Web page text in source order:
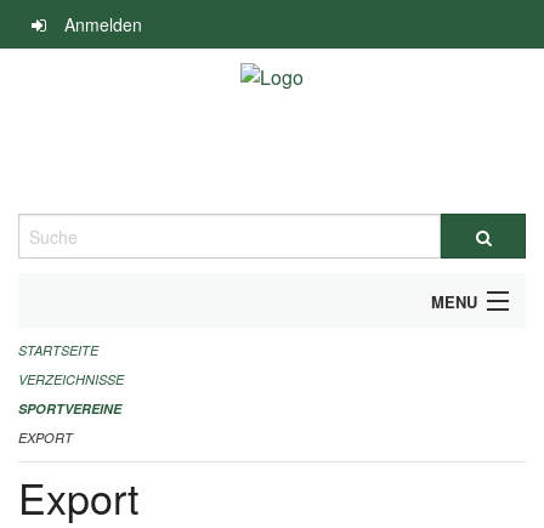
Navigation
überspringen
Anmelden
Suche
MENU
ALLGEMEINE INFORMATIONEN
FINANZIELLE UNTERSTÜTZUNG BENÖTIGT?
KONTAKT
STARTSEITE
VERZEICHNISSE
SPORTVEREINE
EXPORT
Export